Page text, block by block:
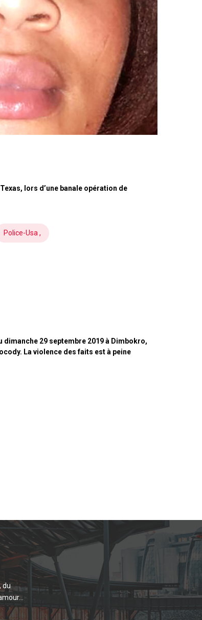
lors d’une banale opération de
Police-Usa ,
dimanche 29 septembre 2019 à Dimbokro,
La violence des faits est à peine
du